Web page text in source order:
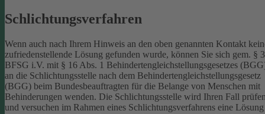
Schlichtungsverfahren
Wenn auch nach Ihrem Hinweis an den oben genannten Kontakt
zufriedenstellende Lösung gefunden wurde, können Sie sich gem. §
BFSG i.V. mit § 16 Abs. 1 Behindertengleichstellungsgesetzes
an die Schlichtungsstelle nach dem Behindertengleichstellungsgesetz
(BGG) beim Bundesbeauftragten für die Belange von Menschen mit
Behinderungen wenden. Die Schlichtungsstelle wird Ihren Fall
und versuchen im Rahmen eines Schlichtungsverfahrens eine Lösung